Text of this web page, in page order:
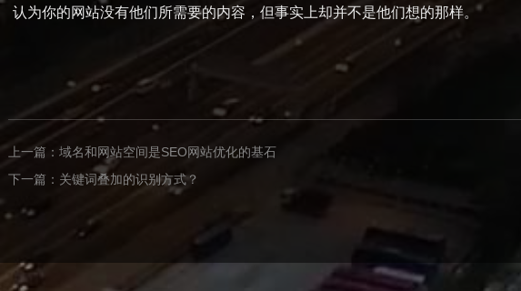
认为你的网站没有他们所需要的内容，但事实上却并不是他们想的那样。
上一篇：域名和网站空间是SEO网站优化的基石
下一篇： 关键词叠加的识别方式？